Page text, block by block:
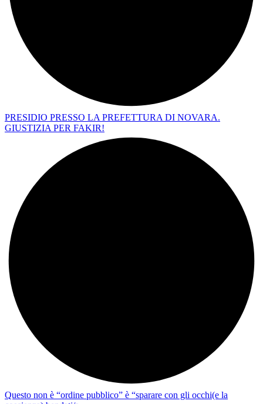
PRESIDIO PRESSO LA PREFETTURA DI NOVARA.
GIUSTIZIA PER FAKIR!
Questo non è “ordine pubblico” è “sparare con gli occhi(e la